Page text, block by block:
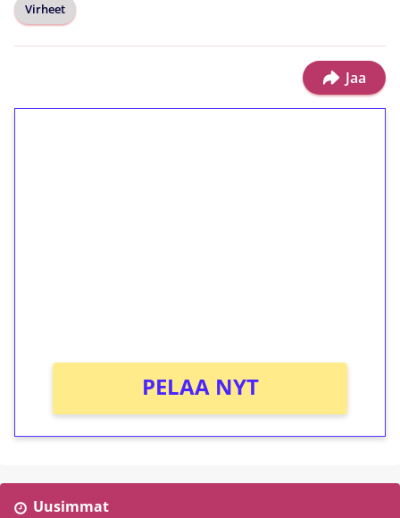
Virheet
Jaa
PELAA NYT
Uusimmat